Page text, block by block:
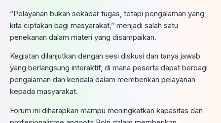
“Pelayanan bukan sekadar tugas, tetapi pengalaman yang
kita ciptakan bagi masyarakat,” menjadi salah satu
penekanan dalam materi yang disampaikan.
Kegiatan dilanjutkan dengan sesi diskusi dan tanya jawab
yang berlangsung interaktif, di mana peserta dapat berbagi
pengalaman dan kendala dalam memberikan pelayanan
kepada masyarakat.
Forum ini diharapkan mampu meningkatkan kapasitas dan